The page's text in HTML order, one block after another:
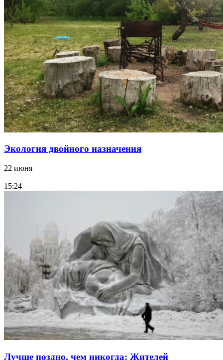
Экология двойного назначения
22 июня
15:24
Лучше поздно, чем никогда: Жителей